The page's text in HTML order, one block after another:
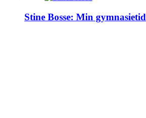
Stine Bosse: Min gymnasietid